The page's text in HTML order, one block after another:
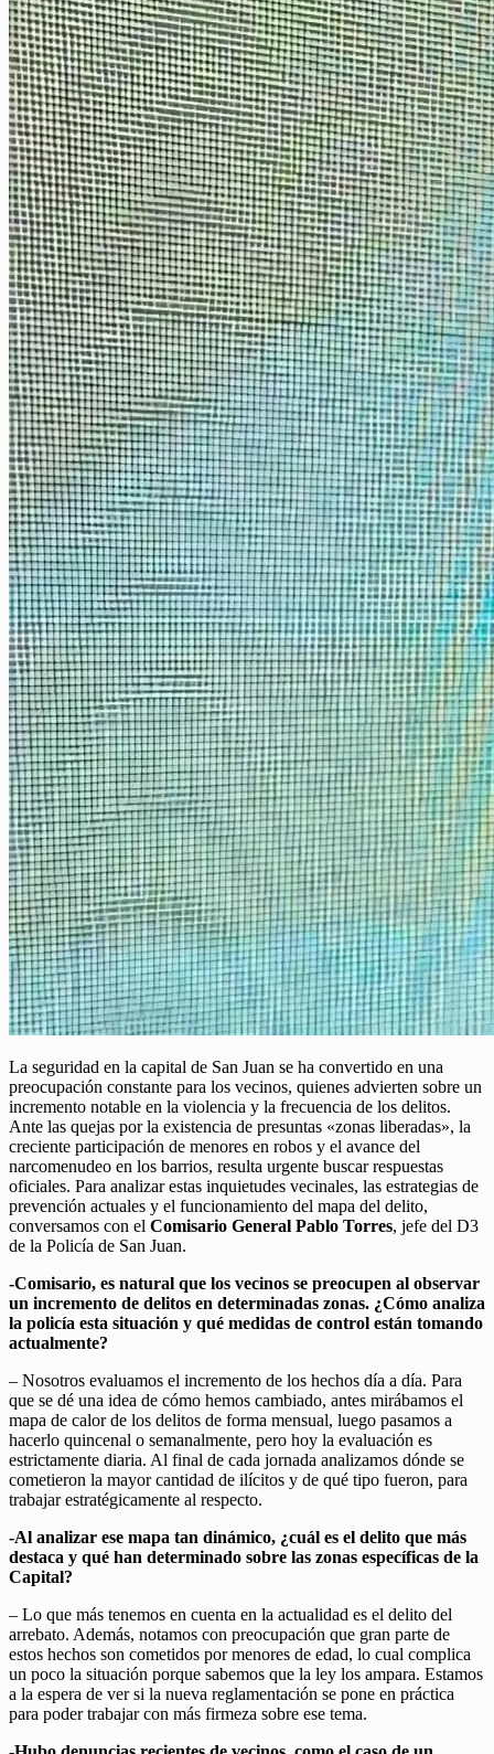
La seguridad en la capital de San Juan se ha convertido en una
preocupación constante para los vecinos, quienes advierten sobre un
incremento notable en la violencia y la frecuencia de los delitos.
Ante las quejas por la existencia de presuntas «zonas liberadas», la
creciente participación de menores en robos y el avance del
narcomenudeo en los barrios, resulta urgente buscar respuestas
oficiales. Para analizar estas inquietudes vecinales, las estrategias de
prevención actuales y el funcionamiento del mapa del delito,
conversamos con el Comisario General Pablo Torres, jefe del D3
de la Policía de San Juan.
-Comisario, es natural que los vecinos se preocupen al observar
un incremento de delitos en determinadas zonas. ¿Cómo analiza
la policía esta situación y qué medidas de control están tomando
actualmente?
– Nosotros evaluamos el incremento de los hechos día a día. Para
que se dé una idea de cómo hemos cambiado, antes mirábamos el
mapa de calor de los delitos de forma mensual, luego pasamos a
hacerlo quincenal o semanalmente, pero hoy la evaluación es
estrictamente diaria. Al final de cada jornada analizamos dónde se
cometieron la mayor cantidad de ilícitos y de qué tipo fueron, para
trabajar estratégicamente al respecto.
-Al analizar ese mapa tan dinámico, ¿cuál es el delito que más
destaca y qué han determinado sobre las zonas específicas de la
Capital?
– Lo que más tenemos en cuenta en la actualidad es el delito del
arrebato. Además, notamos con preocupación que gran parte de
estos hechos son cometidos por menores de edad, lo cual complica
un poco la situación porque sabemos que la ley los ampara. Estamos
a la espera de ver si la nueva reglamentación se pone en práctica
para poder trabajar con más firmeza sobre ese tema.